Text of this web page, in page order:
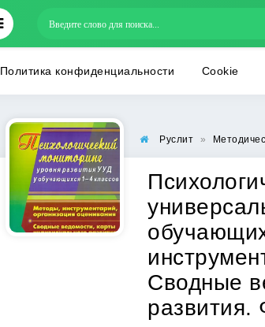
Политика конфиденциальности Cookie
Руслит »
Сводные